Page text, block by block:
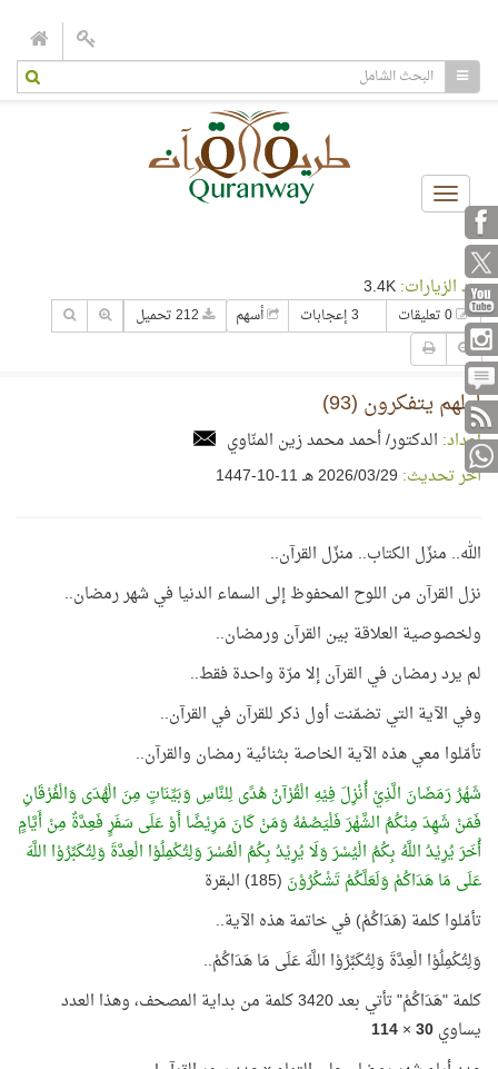
Toggle
navigation
عدد الزيارات:
3 إعجابات أسهم
لعلهم يتفكرون (93)
إعداد: الدكتور/ أحمد محمد زين المنّاوي
آخر تحديث: 29‏/03‏/2026 هـ 11-10-1447
الله.. منزّل الكتاب.. منزّل القرآن..
نزل القرآن من اللوح المحفوظ إلى السماء الدنيا في شهر رمضان..
ولخصوصية العلاقة بين القرآن ورمضان..
لم يرد رمضان في القرآن إلا مرّة واحدة فقط..
وفي الآية التي تضمّنت أول ذكر للقرآن في القرآن..
تأمّلوا معي هذه الآية الخاصة بثنائية رمضان والقرآن..
شَهْرُ رَمَضَانَ الَّذِيْ أُنْزِلَ فِيْهِ الْقُرْآنُ هُدًى لِلنَّاسِ وَبَيِّنَاتٍ مِنَ الْهُدَى وَالْفُرْقَانِ
فَمَنْ شَهِدَ مِنْكُمُ الشَّهْرَ فَلْيَصُمْهُ وَمَنْ كَانَ مَرِيْضًا أَوْ عَلَى سَفَرٍ فَعِدَّةٌ مِنْ أَيَّامٍ
أُخَرَ يُرِيْدُ اللَّهُ بِكُمُ الْيُسْرَ وَلَا يُرِيْدُ بِكُمُ الْعُسْرَ وَلِتُكْمِلُوْا الْعِدَّةَ وَلِتُكَبِّرُوْا اللَّهَ
عَلَى مَا هَدَاكُمْ وَلَعَلَّكُمْ تَشْكُرُوْنَ (185) البقرة
تأمّلوا كلمة (هَدَاكُمْ) في خاتمة هذه الآية..
وَلِتُكْمِلُوْا الْعِدَّةَ وَلِتُكَبِّرُوْا اللَّهَ عَلَى مَا هَدَاكُمْ..
كلمة "هَدَاكُمْ" تأتي بعد 3420 كلمة من بداية المصحف، وهذا العدد
يساوي30
×
114